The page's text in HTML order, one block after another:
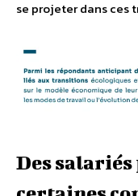
se projeter dans ces
Des